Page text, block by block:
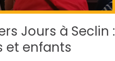
Jours à Seclin :
et enfants